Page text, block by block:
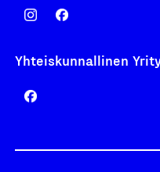
Yhteiskunnallinen